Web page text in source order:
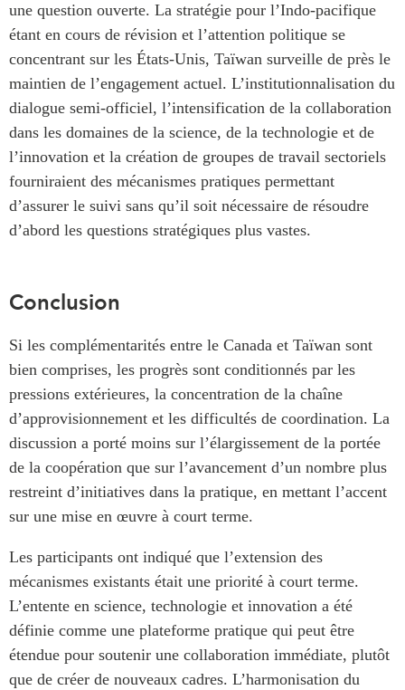
une question ouverte. La stratégie pour l’Indo-pacifique
étant en cours de révision et l’attention politique se
concentrant sur les États-Unis, Taïwan surveille de près le
maintien de l’engagement actuel. L’institutionnalisation du
dialogue semi-officiel, l’intensification de la collaboration
dans les domaines de la science, de la technologie et de
l’innovation et la création de groupes de travail sectoriels
fourniraient des mécanismes pratiques permettant
d’assurer le suivi sans qu’il soit nécessaire de résoudre
d’abord les questions stratégiques plus vastes.
Conclusion
Si les complémentarités entre le Canada et Taïwan sont
bien comprises, les progrès sont conditionnés par les
pressions extérieures, la concentration de la chaîne
d’approvisionnement et les difficultés de coordination. La
discussion a porté moins sur l’élargissement de la portée
de la coopération que sur l’avancement d’un nombre plus
restreint d’initiatives dans la pratique, en mettant l’accent
sur une mise en œuvre à court terme.
Les participants ont indiqué que l’extension des
mécanismes existants était une priorité à court terme.
L’entente en science, technologie et innovation a été
définie comme une plateforme pratique qui peut être
étendue pour soutenir une collaboration immédiate, plutôt
que de créer de nouveaux cadres. L’harmonisation du